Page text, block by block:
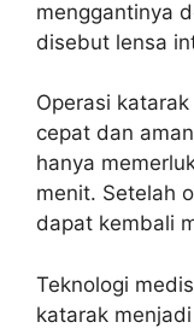
menggantinya
disebut lensa
Operasi
cepat dan
hanya
menit. Setelah
dapat kembali
Teknologi
katarak